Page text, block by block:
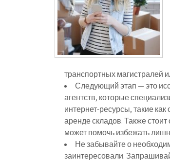
транспортных магистралей
Следующий этап — это
агентств, которые
интернет-ресурсы, такие
аренде складов. Также
может помочь избежать
Не забывайте о
заинтересовали.